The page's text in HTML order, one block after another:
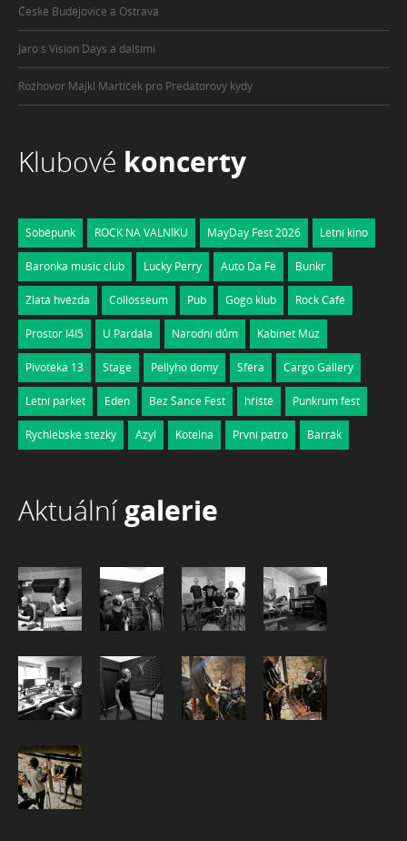
České Budějovice a Ostrava
Jaro s Vision Days a dalšími
Rozhovor Majkl Martíček pro Predatorovy kydy
Klubové koncerty
Soběpunk ROCK NA VALNÍKU MayDay Fest 2026 Letní kino
Baronka music club Lucky Perry Auto Da Fe Bunkr
Zlatá hvězda Collosseum Pub Gogo klub Rock Café
Prostor I4I5 U Pardála Národní dům Kabinet Múz
Pivotéka 13 Stage Pellyho domy Sféra Cargo Gallery
Letní parket Eden Bez Šance Fest hřiště Punkrum fest
Rychlebské stezky Azyl Kotelna První patro Barrák
Aktuální galerie